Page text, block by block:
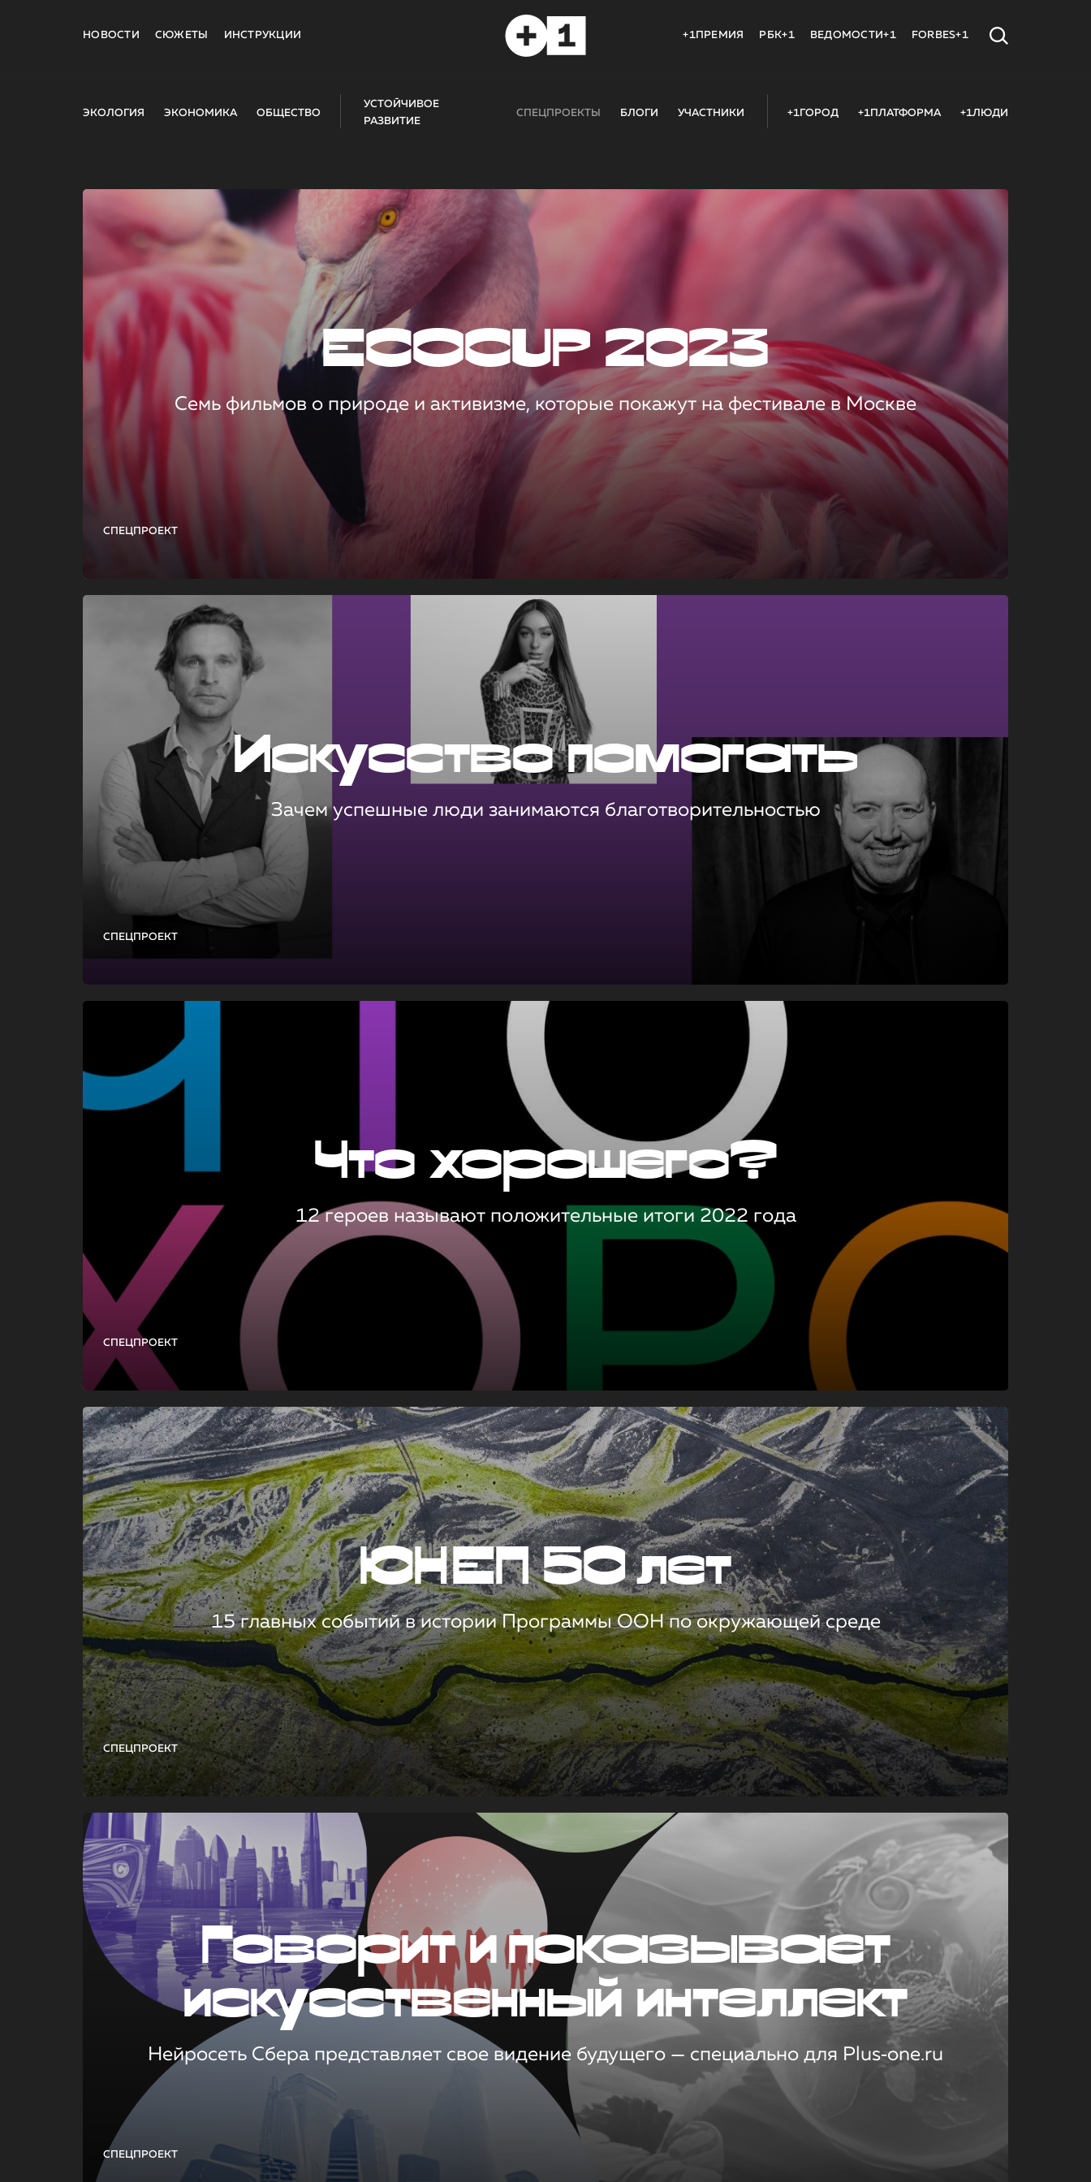
НОВОСТИ СЮЖЕТЫ ИНСТРУКЦИИ +1ПРЕМИЯ РБК+1 ВЕДОМОСТИ+1 FORBES+1
ЭКОЛОГИЯ ЭКОНОМИКА ОБЩЕСТВО
УСТОЙЧИВОЕ
РАЗВИТИЕ
СПЕЦПРОЕКТЫ БЛОГИ УЧАСТНИКИ +1ГОРОД +1ПЛАТФОРМА +1ЛЮДИ
СПЕЦПРОЕКТ
ECOCUP 2023
Семь фильмов о природе и активизме, которые покажут на фестивале в Москве
СПЕЦПРОЕКТ
Искусство помогать
Зачем успешные люди занимаются благотворительностью
СПЕЦПРОЕКТ
Что хорошего?
12 героев называют положительные итоги 2022 года
СПЕЦПРОЕКТ
ЮНЕП 50 лет
15 главных событий в истории Программы ООН по окружающей среде
СПЕЦПРОЕКТ
Говорит и показывает
искусственный интеллект
Нейросеть Сбера представляет свое видение будущего — специально для Plus‑one.ru